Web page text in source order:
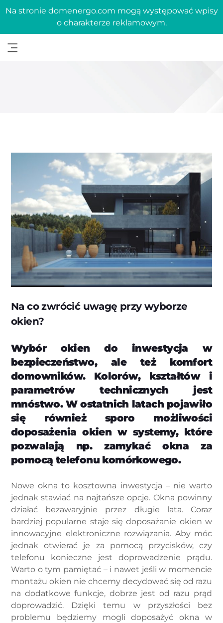
Na stronie domenergo.com mogą występować wpisy
o charakterze reklamowym.
Na co zwrócić uwagę przy wyborze
okien?
Wybór okien do inwestycja w
bezpieczeństwo, ale też komfort
domowników. Kolorów, kształtów i
parametrów technicznych jest
mnóstwo. W ostatnich latach pojawiło
się również sporo możliwości
doposażenia okien w systemy, które
pozwalają np. zamykać okna za
pomocą telefonu komórkowego.
Nowe okna to kosztowna inwestycja – nie warto
jednak stawiać na najtańsze opcje. Okna powinny
działać bezawaryjnie przez długie lata. Coraz
bardziej popularne staje się doposażanie okien w
innowacyjne elektroniczne rozwiązania. Aby móc
jednak otwierać je za pomocą przycisków, czy
telefonu konieczne jest doprowadzenie prądu.
Warto o tym pamiętać – i nawet jeśli w momencie
montażu okien nie chcemy decydować się od razu
na dodatkowe funkcje, dobrze jest od razu prąd
doprowadzić. Dzięki temu w przyszłości bez
problemu będziemy mogli doposażyć okna w